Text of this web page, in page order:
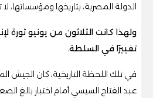
الدولة المصرية، بتاريخها ومؤسساتها،
ولهذا كانت الثلاثون من يونيو ثورة
تغييرًا في السلطة.
في تلك اللحظة التاريخية، كان الجيش
عبد الفتاح السيسي أمام اختبار بالغ